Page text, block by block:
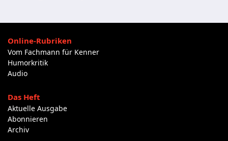
Online-Rubriken
Vom Fachmann für Kenner
Humorkritik
Audio
Das Heft
Aktuelle Ausgabe
Abonnieren
Archiv